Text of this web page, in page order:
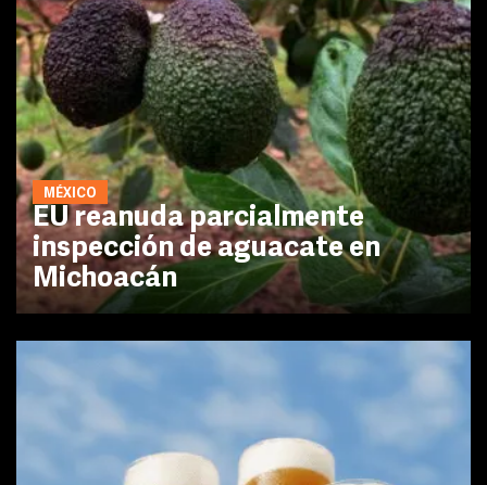
MÉXICO
EU reanuda parcialmente
inspección de aguacate en
Michoacán